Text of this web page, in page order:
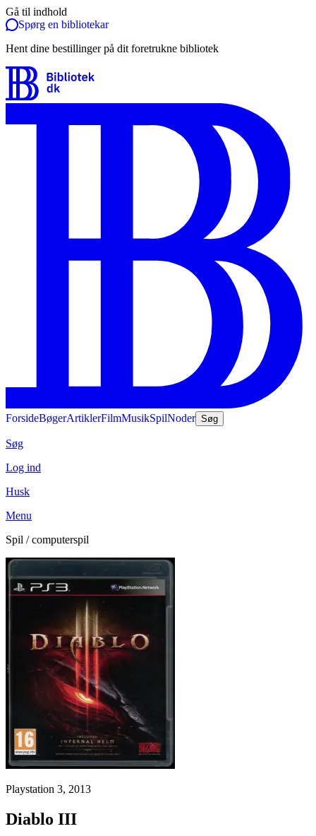
Gå til indhold
Spørg en bibliotekar
Hent dine bestillinger på dit foretrukne bibliotek
ForsideBøgerArtiklerFilmMusikSpilNoder Søg
Søg
Log ind
Husk
Menu
Spil / computerspil
Playstation 3, 2013
Diablo III